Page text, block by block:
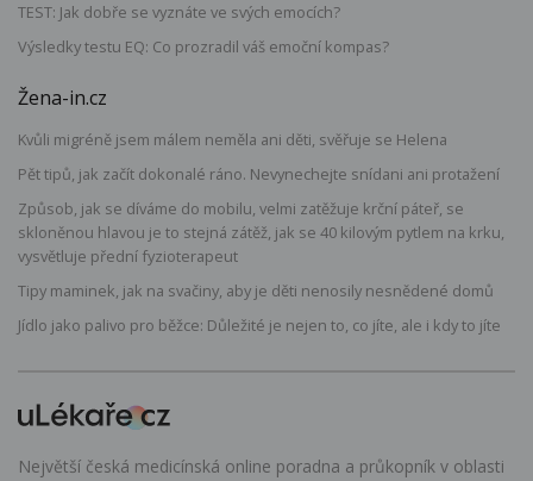
TEST: Jak dobře se vyznáte ve svých emocích?
Výsledky testu EQ: Co prozradil váš emoční kompas?
Žena-in.cz
Kvůli migréně jsem málem neměla ani děti, svěřuje se Helena
Pět tipů, jak začít dokonalé ráno. Nevynechejte snídani ani protažení
Způsob, jak se díváme do mobilu, velmi zatěžuje krční páteř, se
skloněnou hlavou je to stejná zátěž, jak se 40 kilovým pytlem na krku,
vysvětluje přední fyzioterapeut
Tipy maminek, jak na svačiny, aby je děti nenosily nesnědené domů
Jídlo jako palivo pro běžce: Důležité je nejen to, co jíte, ale i kdy to jíte
Největší česká medicínská online poradna a průkopník v oblasti